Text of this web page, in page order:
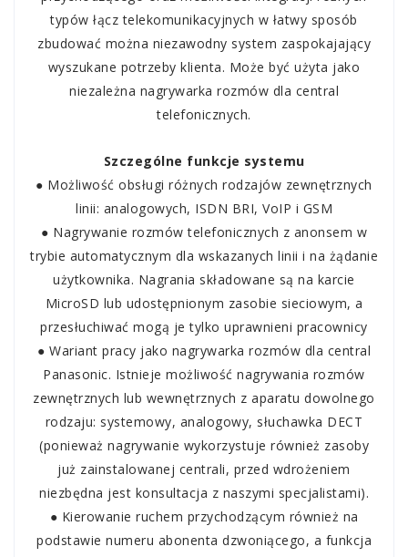
typów łącz telekomunikacyjnych w łatwy sposób
zbudować można niezawodny system zaspokajający
wyszukane potrzeby klienta. Może być użyta jako
niezależna nagrywarka rozmów dla central
telefonicznych.
Szczególne funkcje systemu
● Możliwość obsługi różnych rodzajów zewnętrznych
linii: analogowych, ISDN BRI, VoIP i GSM
● Nagrywanie rozmów telefonicznych z anonsem w
trybie automatycznym dla wskazanych linii i na żądanie
użytkownika. Nagrania składowane są na karcie
MicroSD lub udostępnionym zasobie sieciowym, a
przesłuchiwać mogą je tylko uprawnieni pracownicy
● Wariant pracy jako nagrywarka rozmów dla central
Panasonic. Istnieje możliwość nagrywania rozmów
zewnętrznych lub wewnętrznych z aparatu dowolnego
rodzaju: systemowy, analogowy, słuchawka DECT
(ponieważ nagrywanie wykorzystuje również zasoby
już zainstalowanej centrali, przed wdrożeniem
niezbędna jest konsultacja z naszymi specjalistami).
● Kierowanie ruchem przychodzącym również na
podstawie numeru abonenta dzwoniącego, a funkcja